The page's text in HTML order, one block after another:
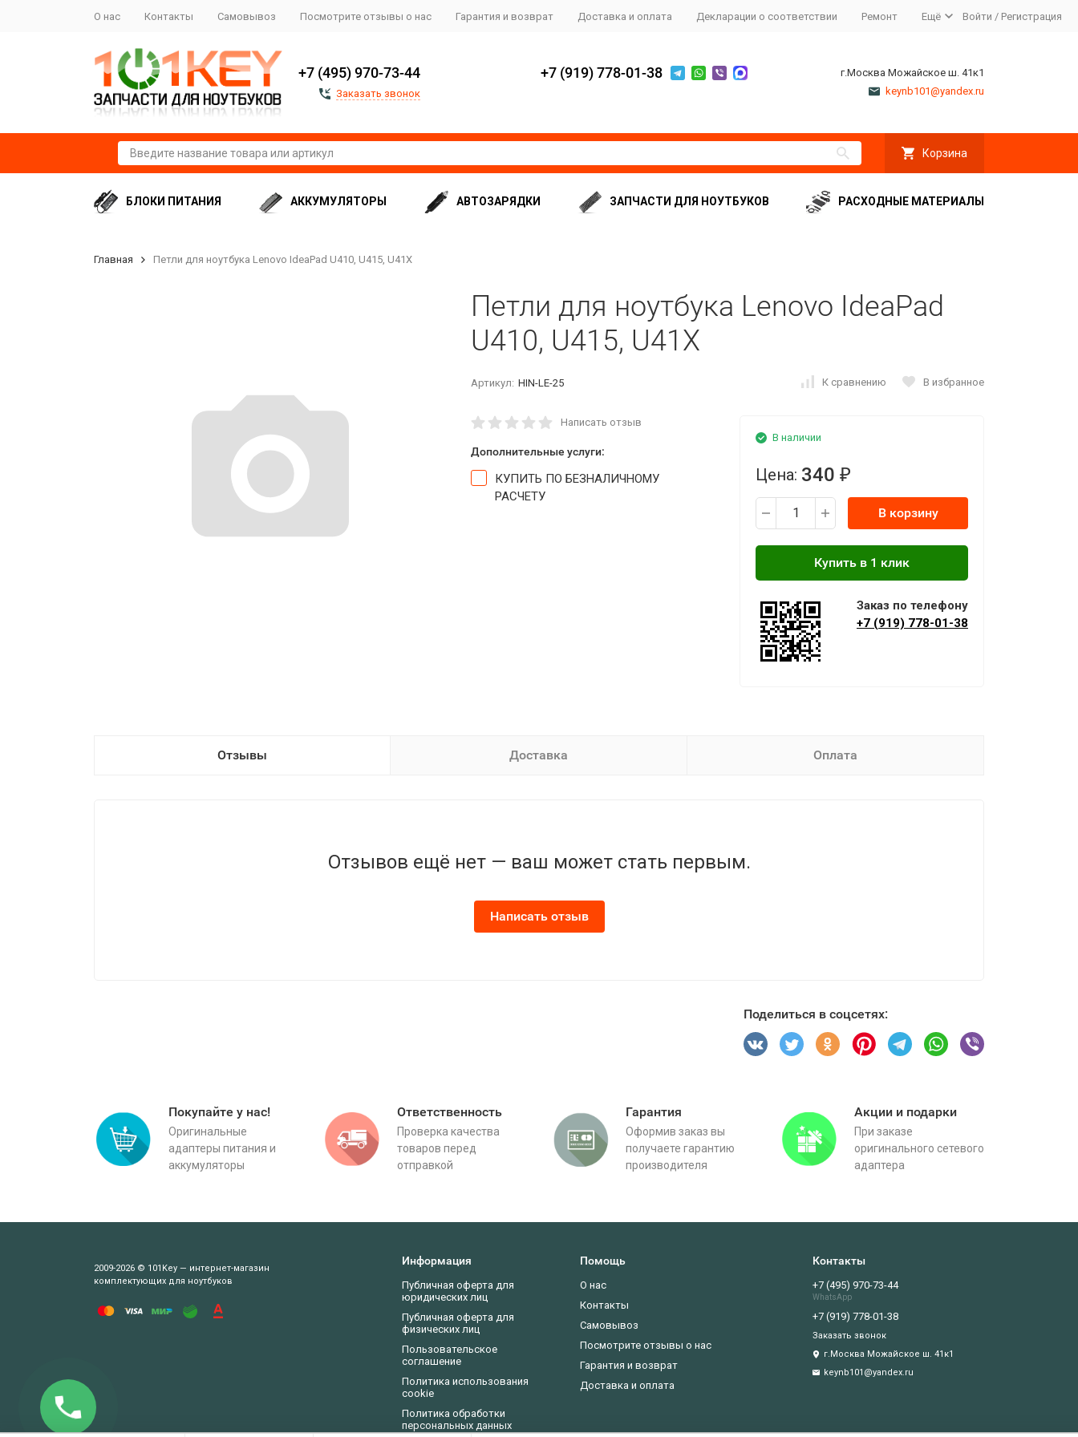
О нас Контакты Самовывоз Посмотрите отзывы о нас Гарантия и возврат Доставка и оплата Декларации о соответствии Ремонт Ещё Войти / Регистрация
+7 (495) 970-73-44
Заказать звонок
+7 (919) 778-01-38
г.Москва Можайское ш. 41к1
keynb101@yandex.ru
Корзина
БЛОКИ ПИТАНИЯ АККУМУЛЯТОРЫ АВТОЗАРЯДКИ ЗАПЧАСТИ ДЛЯ НОУТБУКОВ РАСХОДНЫЕ МАТЕРИАЛЫ
Главная Петли для ноутбука Lenovo IdeaPad U410, U415, U41X
Петли для ноутбука Lenovo IdeaPad
U410, U415, U41X
Артикул: HIN-LE-25 К сравнению В избранное
Написать отзыв
Дополнительные услуги:
КУПИТЬ ПО БЕЗНАЛИЧНОМУ
РАСЧЕТУ
В наличии
Цена: 340 ₽
В корзину
Заказ по телефону
+7 (919) 778-01-38
Отзывы Доставка Оплата
Отзывов ещё нет — ваш может стать первым.
Написать отзыв
Поделиться в соцсетях:
Покупайте у нас!
Оригинальные
адаптеры питания и
аккумуляторы
Ответственность
Проверка качества
товаров перед
отправкой
Гарантия
Оформив заказ вы
получаете гарантию
производителя
Акции и подарки
При заказе
оригинального сетевого
адаптера
2009-2026 © 101Key — интернет-магазин
комплектующих для ноутбуков
Информация
Публичная оферта для
юридических лиц
Публичная оферта для
физических лиц
Пользовательское
соглашение
Политика использования
cookie
Политика обработки
персональных данных
Помощь
О нас
Контакты
Самовывоз
Посмотрите отзывы о нас
Гарантия и возврат
Доставка и оплата
Контакты
+7 (495) 970-73-44
WhatsApp
+7 (919) 778-01-38
Заказать звонок
г.Москва Можайское ш. 41к1
keynb101@yandex.ru